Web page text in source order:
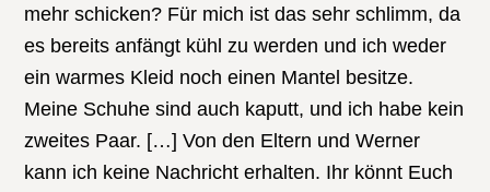
mehr schicken? Für mich ist das sehr schlimm, da
es bereits anfängt kühl zu werden und ich weder
ein warmes Kleid noch einen Mantel besitze.
Meine Schuhe sind auch kaputt, und ich habe kein
zweites Paar. […] Von den Eltern und Werner
kann ich keine Nachricht erhalten. Ihr könnt Euch